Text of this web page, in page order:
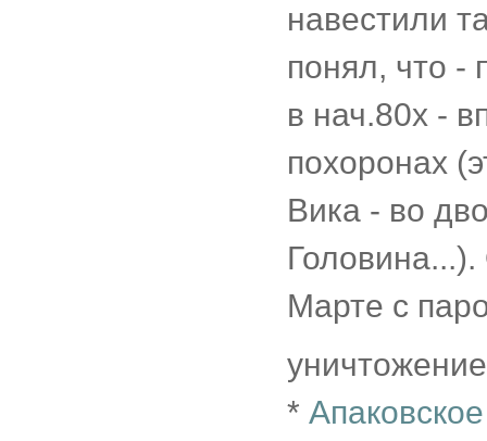
навестили
понял, что -
в нач.80х -
похоронах
Вика - во
Марте с
*